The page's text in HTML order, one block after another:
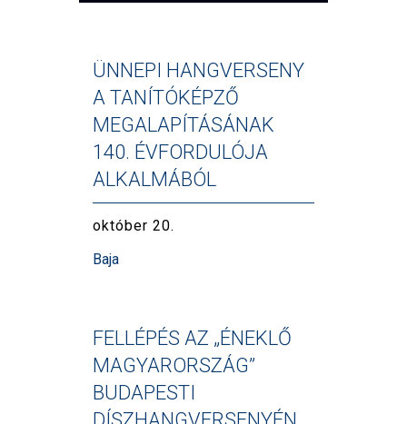
ÜNNEPI HANGVERSENY
A TANÍTÓKÉPZŐ
MEGALAPÍTÁSÁNAK
140. ÉVFORDULÓJA
ALKALMÁBÓL
október 20.
Baja
FELLÉPÉS AZ „ÉNEKLŐ
MAGYARORSZÁG”
BUDAPESTI